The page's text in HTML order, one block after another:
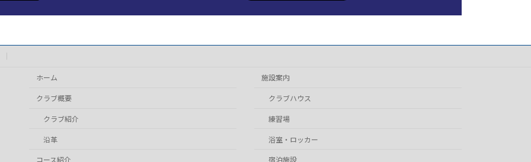
ホーム
クラブ概要
クラブ紹介
沿革
コース紹介
施設案内
クラブハウス
練習場
浴室・ロッカー
宿泊施設